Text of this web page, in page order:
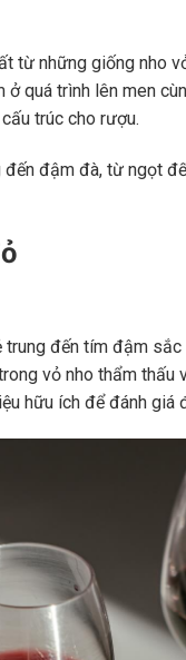
từ những giống nho
quá trình lên men
trúc cho rượu.
đậm đà, từ ngọt
đến tím đậm
vỏ nho thẩm thấu
hữu ích để đánh